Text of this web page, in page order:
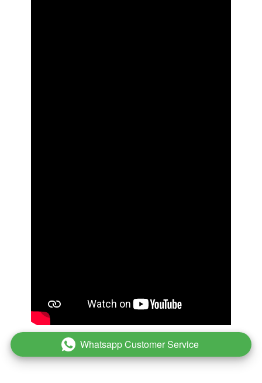
` Whatsapp Customer Service